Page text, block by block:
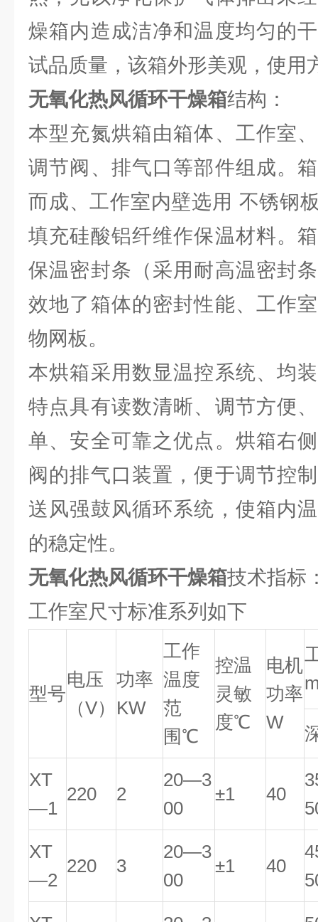
燥箱内造成洁净和温度均匀的
试品质量，该箱外形美观，使用
无氧化热风循环干燥箱结构：
本型充氮烘箱由箱体、工作室
调节阀、排气口等部件组成。
而成、工作室内壁选用 不锈钢
填充硅酸铝纤维作保温材料。
保温密封条（采用耐高温密封
效地了箱体的密封性能、工作
物网板。
本烘箱采用数显温控系统、均
特点具有读数清晰、调节方便
单、安全可靠之优点。烘箱右
阀的排气口装置，便于调节控
送风强鼓风循环系统，使箱内
的稳定性。
无氧化热风循环干燥箱技术指标
工作室尺寸标准系列如下
型号
电压
（V）
功率
KW
工作
温度
范
围℃
控温
灵敏
度℃
电机
功率
W
XT
—1
220 2
20—3
00
±1 40
XT
—2
220 3
20—3
00
±1 40